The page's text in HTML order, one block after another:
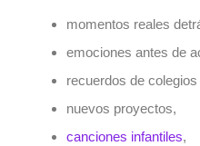
momentos reales
emociones antes de
recuerdos de
nuevos proyectos,
canciones infantiles,